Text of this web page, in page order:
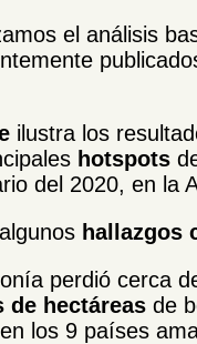
el análisis
ilustra los
hotspots
del 2020, en la
hallazgos
perdió cerca
de hectáreas de
los 9 países